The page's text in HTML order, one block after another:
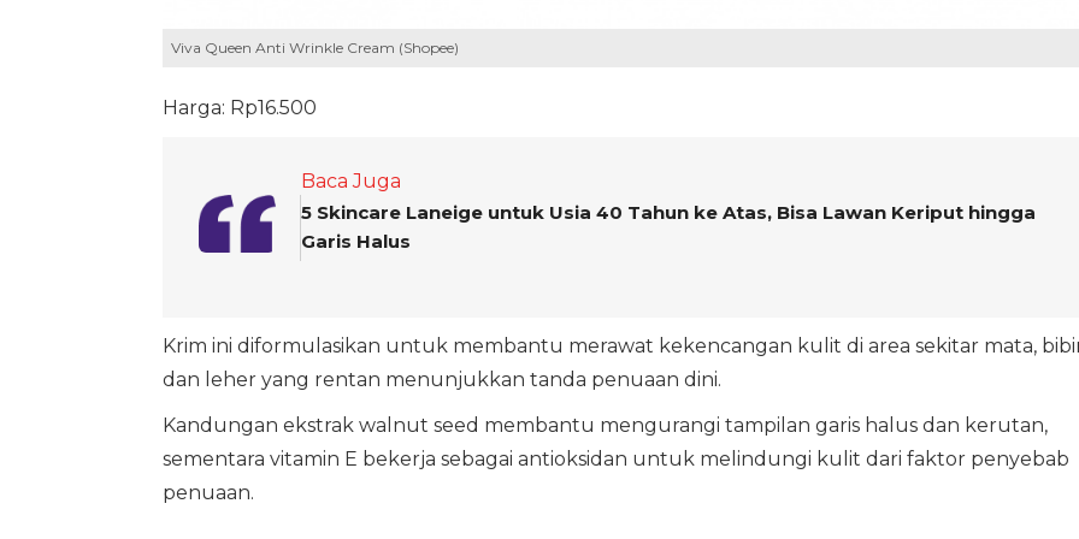
Viva Queen Anti Wrinkle Cream (Shopee)
Harga: Rp16.500
Baca Juga
5 Skincare Laneige untuk Usia 40 Tahun ke Atas, Bisa Lawan Keriput hingga
Garis Halus
Krim ini diformulasikan untuk membantu merawat kekencangan kulit di area sekitar mata,
dan leher yang rentan menunjukkan tanda penuaan dini.
Kandungan ekstrak walnut seed membantu mengurangi tampilan garis halus dan kerutan,
sementara vitamin E bekerja sebagai antioksidan untuk melindungi kulit dari faktor penyebab
penuaan.